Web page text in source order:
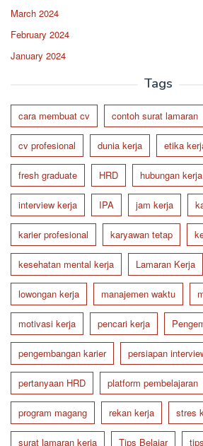
March 2024
February 2024
January 2024
Tags
cara membuat cv contoh surat lamaran
cv profesional dunia kerja etika
fresh graduate HRD hubungan kerja
interview kerja IPA jam kerja
karier profesional karyawan tetap
kesehatan mental kerja Lamaran Kerja
lowongan kerja manajemen waktu
motivasi kerja pencari kerja
pengembangan karier persiapan
pertanyaan HRD platform pembelajaran
program magang rekan kerja stres
surat lamaran kerja Tips Belajar